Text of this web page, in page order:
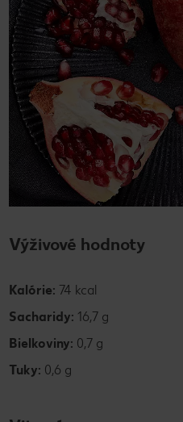
Výživové hodnoty
Kalórie: 74 kcal
Sacharidy: 16,7 g
Bielkoviny: 0,7 g
Tuky: 0,6 g